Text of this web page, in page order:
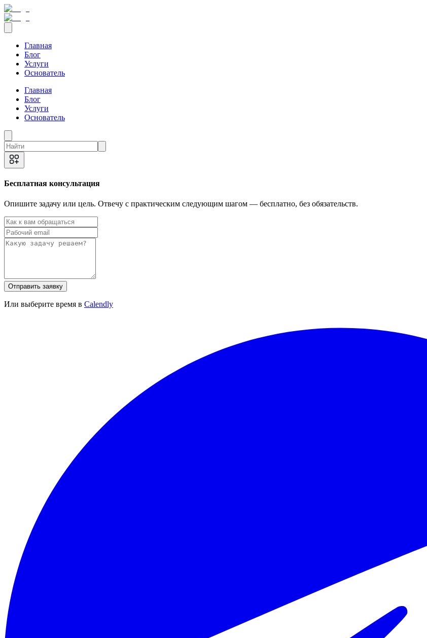
Главная
Блог
Услуги
Основатель
Главная
Блог
Услуги
Основатель
Бесплатная консультация
Опишите задачу или цель. Отвечу с практическим следующим шагом — бесплатно, без обязательств.
Отправить заявку
Или выберите время в Calendly